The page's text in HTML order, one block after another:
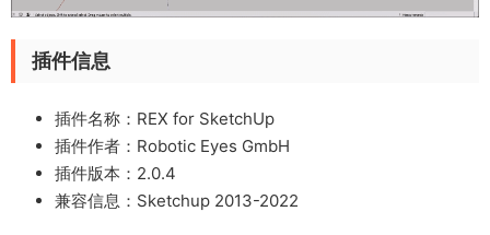
插件信息
插件名称：REX for SketchUp
插件作者：Robotic Eyes GmbH
插件版本：2.0.4
兼容信息：Sketchup 2013-2022